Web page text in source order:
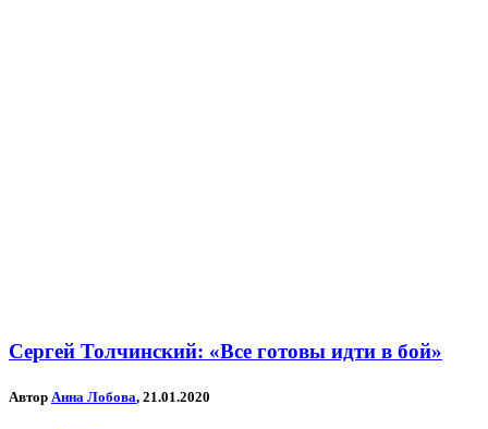
Сергей Толчинский: «Все готовы идти в бой»
Автор Анна Лобова, 21.01.2020